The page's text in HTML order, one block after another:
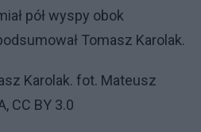
pół wyspy obok
Tomasz Karolak.
Karolak. fot. Mateusz
CC BY 3.0